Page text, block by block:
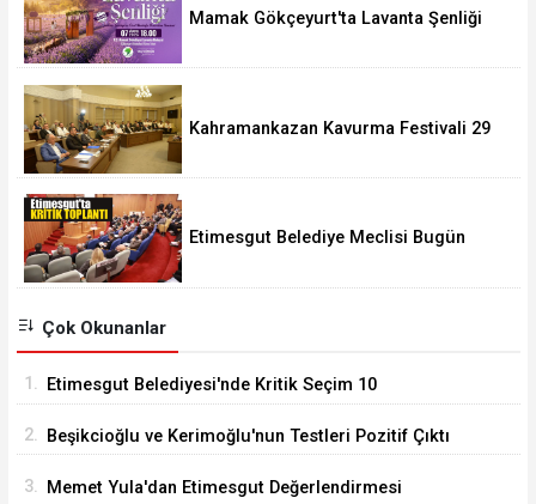
Mamak Gökçeyurt'ta Lavanta Şenliği
Kahramankazan Kavurma Festivali 29
Etimesgut Belediye Meclisi Bugün
Çok Okunanlar
1. Etimesgut Belediyesi'nde Kritik Seçim 10
2. Beşikcioğlu ve Kerimoğlu'nun Testleri Pozitif Çıktı
3. Memet Yula'dan Etimesgut Değerlendirmesi